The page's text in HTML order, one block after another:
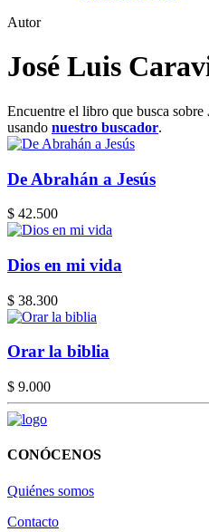
Autor
José Luis
Encuentre el libro que busca sobre
usando nuestro buscador.
De Abrahán a Jesús
$ 42.500
Dios en mi vida
$ 38.300
Orar la biblia
$ 9.000
CONÓCENOS
Quiénes somos
Contacto